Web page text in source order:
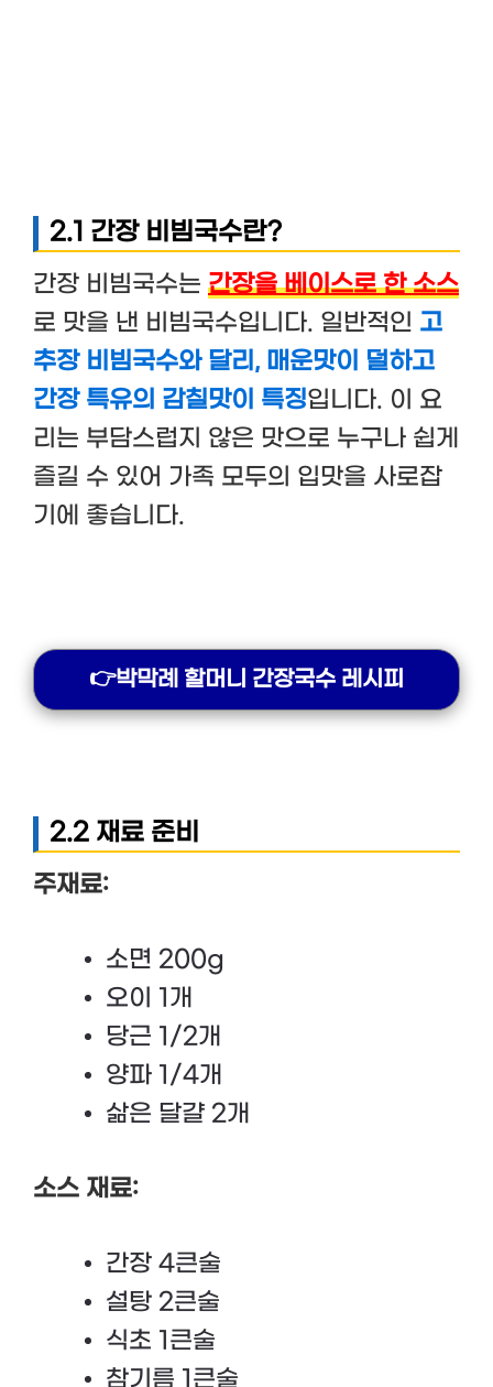
2.1 간장 비빔국수란?
간장 비빔국수는 간장을 베이스로 한 소스
로 맛을 낸 비빔국수입니다. 일반적인 고
추장 비빔국수와 달리, 매운맛이 덜하고
간장 특유의 감칠맛이 특징입니다. 이 요
리는 부담스럽지 않은 맛으로 누구나 쉽게
즐길 수 있어 가족 모두의 입맛을 사로잡
기에 좋습니다.
👉박막례 할머니 간장국수 레시피
2.2 재료 준비
주재료:
소면 200g
오이 1개
당근 1/2개
양파 1/4개
삶은 달걀 2개
소스 재료:
간장 4큰술
설탕 2큰술
식초 1큰술
참기름 1큰술